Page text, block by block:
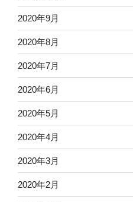
2020年9月
2020年8月
2020年7月
2020年6月
2020年5月
2020年4月
2020年3月
2020年2月